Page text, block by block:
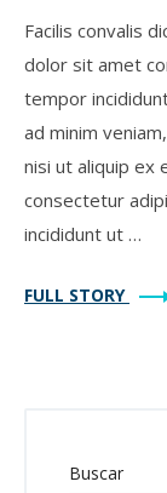
Facilis convalis
dolor sit amet
tempor
ad minim
nisi ut aliquip ex
consectetur
incididunt ut …
FULL STORY
Buscar